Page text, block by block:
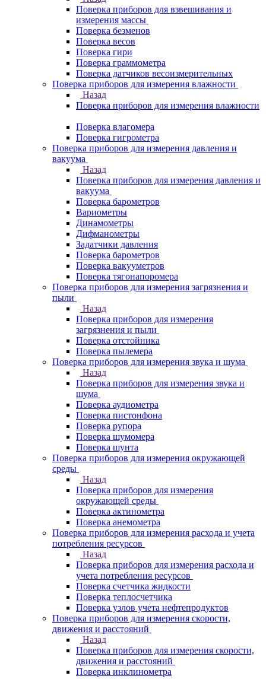
Поверка приборов для взвешивания и
измерения массы
Поверка безменов
Поверка весов
Поверка гири
Поверка граммометра
Поверка датчиков весоизмерительных
Поверка приборов для измерения влажности
Назад
Поверка приборов для измерения влажности
Поверка влагомера
Поверка гигрометра
Поверка приборов для измерения давления и
вакуума
Назад
Поверка приборов для измерения давления и
вакуума
Поверка барометров
Вариометры
Динамометры
Дифманометры
Задатчики давления
Поверка барометров
Поверка вакууметров
Поверка тягонапоромера
Поверка приборов для измерения загрязнения и
пыли
Назад
Поверка приборов для измерения
загрязнения и пыли
Поверка отстойника
Поверка пылемера
Поверка приборов для измерения звука и шума
Назад
Поверка приборов для измерения звука и
шума
Поверка аудиометра
Поверка пистонфона
Поверка рупора
Поверка шумомера
Поверка шунта
Поверка приборов для измерения окружающей
среды
Назад
Поверка приборов для измерения
окружающей среды
Поверка актинометра
Поверка анемометра
Поверка приборов для измерения расхода и учета
потребления ресурсов
Назад
Поверка приборов для измерения расхода и
учета потребления ресурсов
Поверка счетчика жидкости
Поверка теплосчетчика
Поверка узлов учета нефтепродуктов
Поверка приборов для измерения скорости,
движения и расстояний
Назад
Поверка приборов для измерения скорости,
движения и расстояний
Поверка инклинометра